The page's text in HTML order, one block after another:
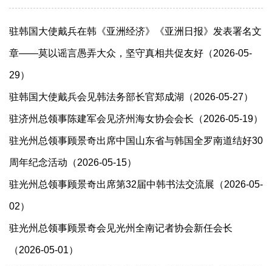
驻韩国大使戴兵在韩《亚洲经济》《亚洲日报》发表署名文
章——莫以谣言愚弄大众，坚守真相共促友好（2026-05-
29）
驻韩国大使戴兵会见韩法务部长官郑成湖（2026-05-27）
驻济州总领事陈建军会见济州海女协会会长（2026-05-19）
驻光州总领事顾景奇出席中国山东省与韩国全罗南道结好30
周年纪念活动（2026-05-15）
驻光州总领事顾景奇出席第32届中韩书法交流展（2026-05-
02）
驻光州总领事顾景奇会见光州全南记者协会新任会长
（2026-05-01）